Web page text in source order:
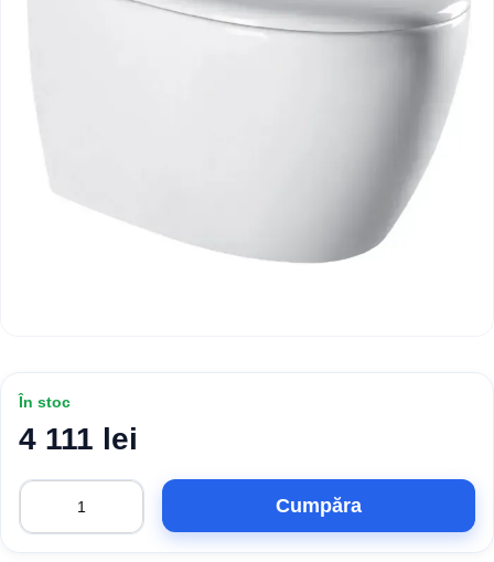
În stoc
4 111 lei
Cumpăra